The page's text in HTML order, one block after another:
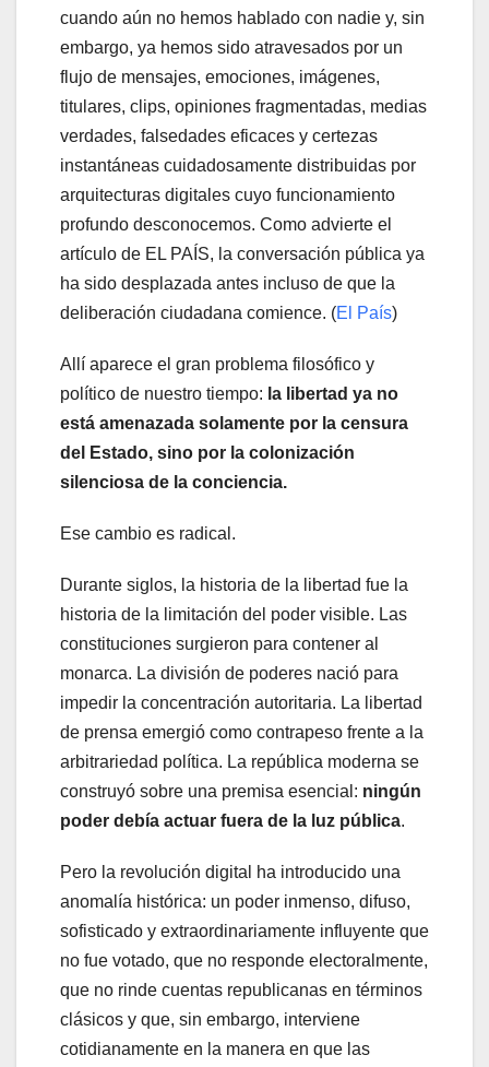
cuando aún no hemos hablado con nadie y, sin
embargo, ya hemos sido atravesados por un
flujo de mensajes, emociones, imágenes,
titulares, clips, opiniones fragmentadas, medias
verdades, falsedades eficaces y certezas
instantáneas cuidadosamente distribuidas por
arquitecturas digitales cuyo funcionamiento
profundo desconocemos. Como advierte el
artículo de EL PAÍS, la conversación pública ya
ha sido desplazada antes incluso de que la
deliberación ciudadana comience. (El País)
Allí aparece el gran problema filosófico y
político de nuestro tiempo: la libertad ya no
está amenazada solamente por la censura
del Estado, sino por la colonización
silenciosa de la conciencia.
Ese cambio es radical.
Durante siglos, la historia de la libertad fue la
historia de la limitación del poder visible. Las
constituciones surgieron para contener al
monarca. La división de poderes nació para
impedir la concentración autoritaria. La libertad
de prensa emergió como contrapeso frente a la
arbitrariedad política. La república moderna se
construyó sobre una premisa esencial: ningún
poder debía actuar fuera de la luz pública.
Pero la revolución digital ha introducido una
anomalía histórica: un poder inmenso, difuso,
sofisticado y extraordinariamente influyente que
no fue votado, que no responde electoralmente,
que no rinde cuentas republicanas en términos
clásicos y que, sin embargo, interviene
cotidianamente en la manera en que las